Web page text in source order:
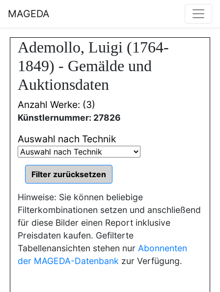
MAGEDA
Ademollo, Luigi (1764-
1849) - Gemälde und
Auktionsdaten
Anzahl Werke: (3)
Künstlernummer: 27826
Auswahl nach Technik
Hinweise: Sie können beliebige
Filterkombinationen setzen und anschließend
für diese Bilder einen Report inklusive
Preisdaten kaufen. Gefilterte
Tabellenansichten stehen nur Abonnenten
der MAGEDA-Datenbank zur Verfügung.